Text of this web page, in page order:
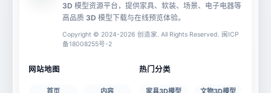
文件大小
3D 模型资源平台，提供家具、软装、场景、电子电器等
高品质 3D 模型下载与在线预览体验。
Copyright © 2024-2026 创造家. All Rights Reserved. 闽ICP
备18008255号-2
网站地图 热门分类